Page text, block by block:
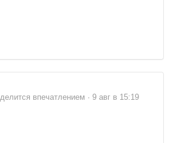
делится впечатлением · 9 авг в 15:19